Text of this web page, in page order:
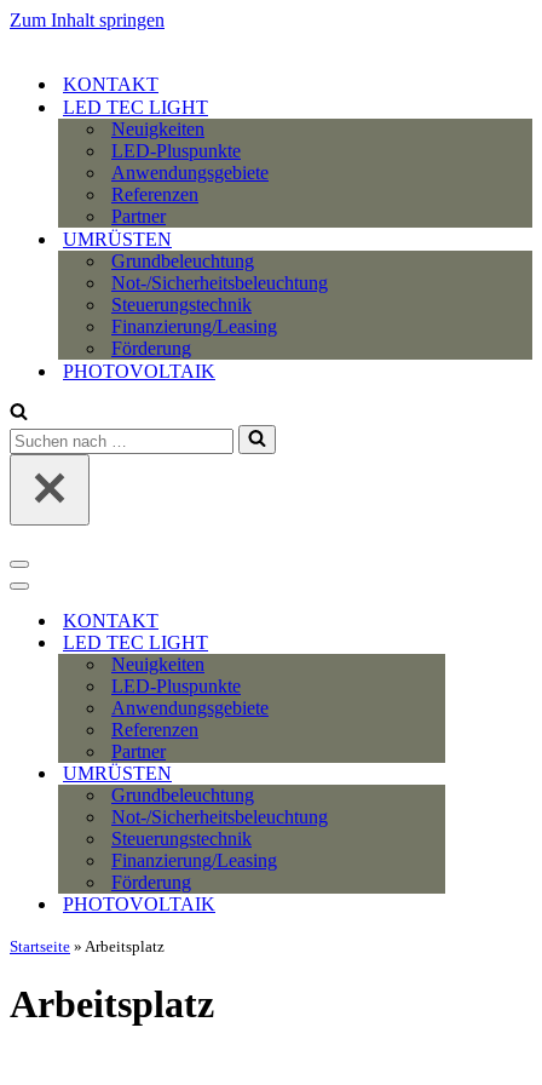
Zum Inhalt springen
KONTAKT
LED TEC LIGHT
Neuigkeiten
LED-Pluspunkte
Anwendungsgebiete
Referenzen
Partner
UMRÜSTEN
Grundbeleuchtung
Not-/Sicherheitsbeleuchtung
Steuerungstechnik
Finanzierung/Leasing
Förderung
PHOTOVOLTAIK
Suchen
nach …
Navigationsmenü
Navigationsmenü
KONTAKT
LED TEC LIGHT
Neuigkeiten
LED-Pluspunkte
Anwendungsgebiete
Referenzen
Partner
UMRÜSTEN
Grundbeleuchtung
Not-/Sicherheitsbeleuchtung
Steuerungstechnik
Finanzierung/Leasing
Förderung
PHOTOVOLTAIK
Startseite » Arbeitsplatz
Arbeitsplatz